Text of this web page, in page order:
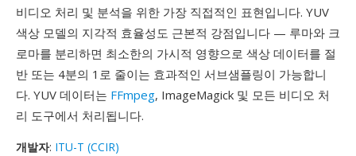
비디오 처리 및 분석을 위한 가장 직접적인 표현입니다. YUV
색상 모델의 지각적 효율성도 근본적 강점입니다 — 루마와 크
로마를 분리하면 최소한의 가시적 영향으로 색상 데이터를 절
반 또는 4분의 1로 줄이는 효과적인 서브샘플링이 가능합니
다. YUV 데이터는 FFmpeg, ImageMagick 및 모든 비디오 처
리 도구에서 처리됩니다.
개발자: ITU-T (CCIR)